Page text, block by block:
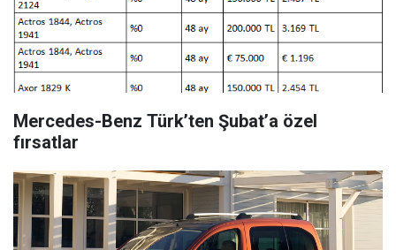
Mercedes-Benz Türk’ten Şubat’a özel
fırsatlar